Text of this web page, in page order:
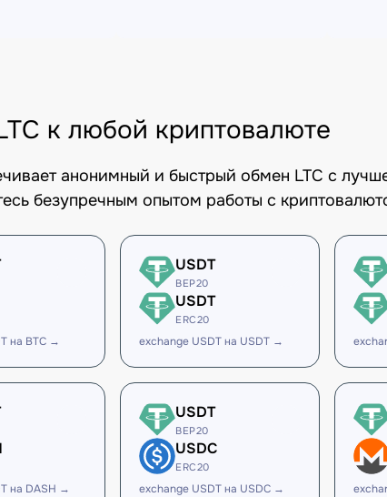
к любой криптовалюте
анонимный и быстрый обмен LTC с
безупречным опытом работы с
на BTC →
USDT
BEP20
USDT
ERC20
exchange USDT на USDT →
на DASH →
USDT
BEP20
USDC
ERC20
exchange USDT на USDC →